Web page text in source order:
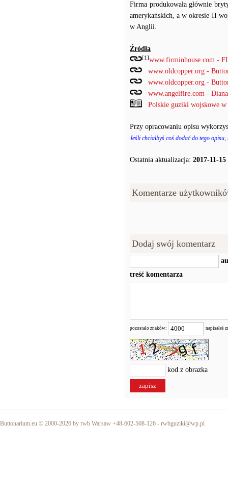
Firma produkowała głównie
amerykańskich, a w okresie II
w Anglii.
Źródła
[1]www.firminhouse.com -
www.oldcopper.org -
www.oldcopper.org -
www.angelfire.com -
Polskie guziki wojskowe
Przy opracowaniu opisu
Jeśli chciałbyś coś dodać do tego
Ostatnia aktualizacja: 2017-11-15
Komentarze
Dodaj swój komentarz
treść komentarza
pozostało znaków: napisałeś
kod z obrazka
Buttonarium.eu © 2000-2026 by rwb Warsaw +48-602-508-126 - rwbguziki@wp.pl